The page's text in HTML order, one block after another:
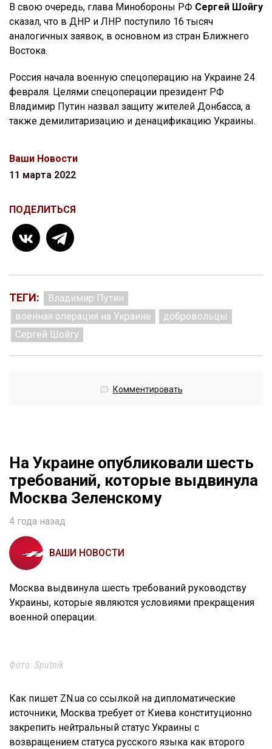
В свою очередь, глава Минобороны РФ Сергей Шойгу
сказал, что в ДНР и ЛНР поступило 16 тысяч
аналогичных заявок, в основном из стран Ближнего
Востока.
Россия начала военную спецоперацию на Украине 24
февраля. Целями спецоперации президент РФ
Владимир Путин назвал защиту жителей Донбасса, а
также демилитаризацию и денацификацию Украины.
Ваши Новости
11 марта 2022
ПОДЕЛИТЬСЯ
ТЕГИ:
Владимир Путин
военная операция на Украине
добровольцы
Сергей Шойгу
Комментировать
На Украине опубликовали шесть
требований, которые выдвинула
Москва Зеленскому
4 года назад
ВАШИ НОВОСТИ
Москва выдвинула шесть требований руководству
Украины, которые являются условиями прекращения
военной операции.
Фото: Sputnik
Как пишет ZN.ua со ссылкой на дипломатические
источники, Москва требует от Киева конституционно
закрепить нейтральный статус Украины с
возвращением статуса русского языка как второго